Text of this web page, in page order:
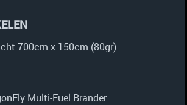
700cm x 150cm (80gr)
Multi-Fuel Brander